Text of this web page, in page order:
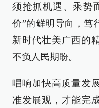
须抢抓机遇、乘势
价”的鲜明导向，笃
新时代壮美广西的
不负人民期盼。
唱响加快高质量发
准发展观，才能完